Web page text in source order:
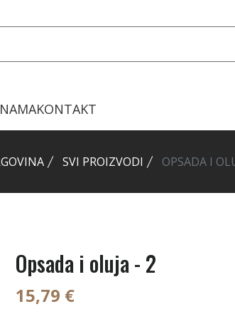
KONTAKT
SVI PROIZVODI OPSADA I
Opsada i oluja - 2
15,79 €